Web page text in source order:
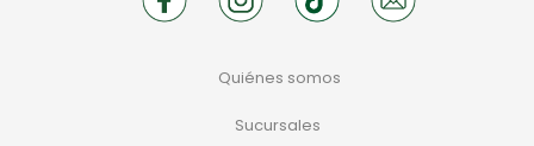
Quiénes somos
Sucursales